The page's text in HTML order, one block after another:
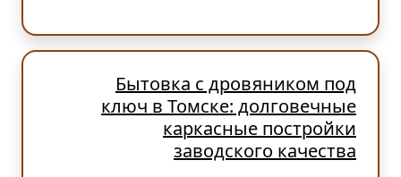
Бытовка с дровяником под
ключ в Томске: долговечные
каркасные постройки
заводского качества